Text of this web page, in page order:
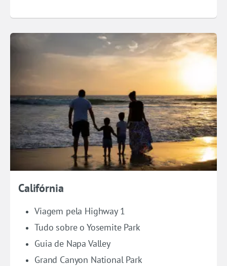
Califórnia
Viagem pela Highway 1
Tudo sobre o Yosemite Park
Guia de Napa Valley
Grand Canyon National Park